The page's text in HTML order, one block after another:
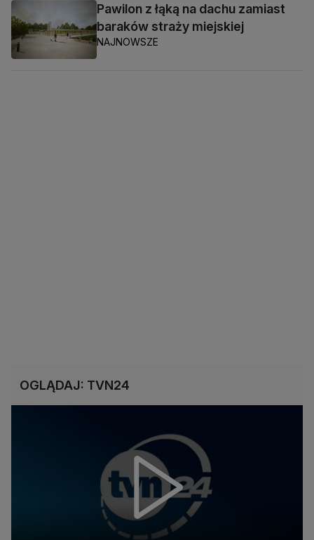
Pawilon z łąką na dachu zamiast
baraków straży miejskiej
NAJNOWSZE
OGLĄDAJ: TVN24